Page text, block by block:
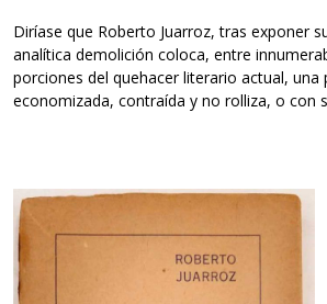
Diríase que Roberto Juarroz, tras exponer
analítica demolición coloca, entre
porciones del quehacer literario actual, una
economizada, contraída y no rolliza, o con